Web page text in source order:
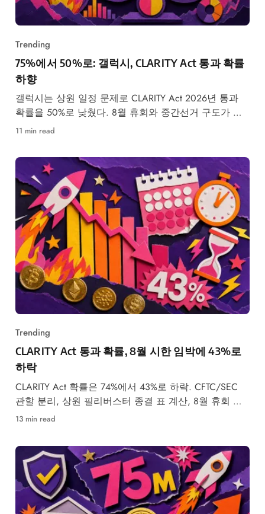
Trending
75%에서 50%로: 갤럭시, CLARITY Act 통과 확률
하향
갤럭시는 상원 일정 문제로 CLARITY Act 2026년 통과
확률을 50%로 낮췄다. 8월 휴회와 중간선거 구도가 변
수다.
11 min read
Trending
CLARITY Act 통과 확률, 8월 시한 임박에 43%로
하락
CLARITY Act 확률은 74%에서 43%로 하락. CFTC/SEC
관할 분리, 상원 필리버스터 종결 표 계산, 8월 휴회 시
한.
13 min read